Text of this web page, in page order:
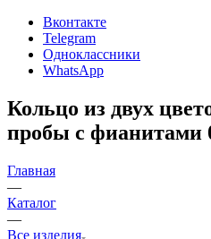
Вконтакте
Telegram
Одноклассники
WhatsApp
Кольцо из двух
пробы с фианитами
Главная
—
Каталог
—
Все изделия